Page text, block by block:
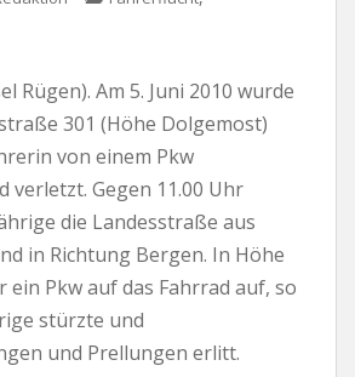
Rügen). Am 5. Juni 2010 wurde
301 (Höhe Dolgemost)
von einem Pkw
verletzt. Gegen 11.00 Uhr
die Landesstraße aus
in Richtung Bergen. In Höhe
Pkw auf das Fahrrad auf, so
stürzte und
und Prellungen erlitt.